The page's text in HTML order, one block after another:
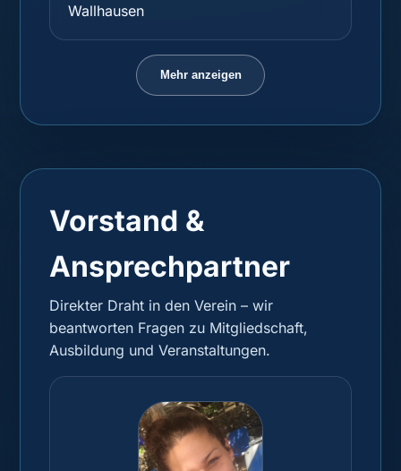
Wallhausen
Mehr anzeigen
Vorstand &
Ansprechpartner
Direkter Draht in den Verein – wir
beantworten Fragen zu Mitgliedschaft,
Ausbildung und Veranstaltungen.